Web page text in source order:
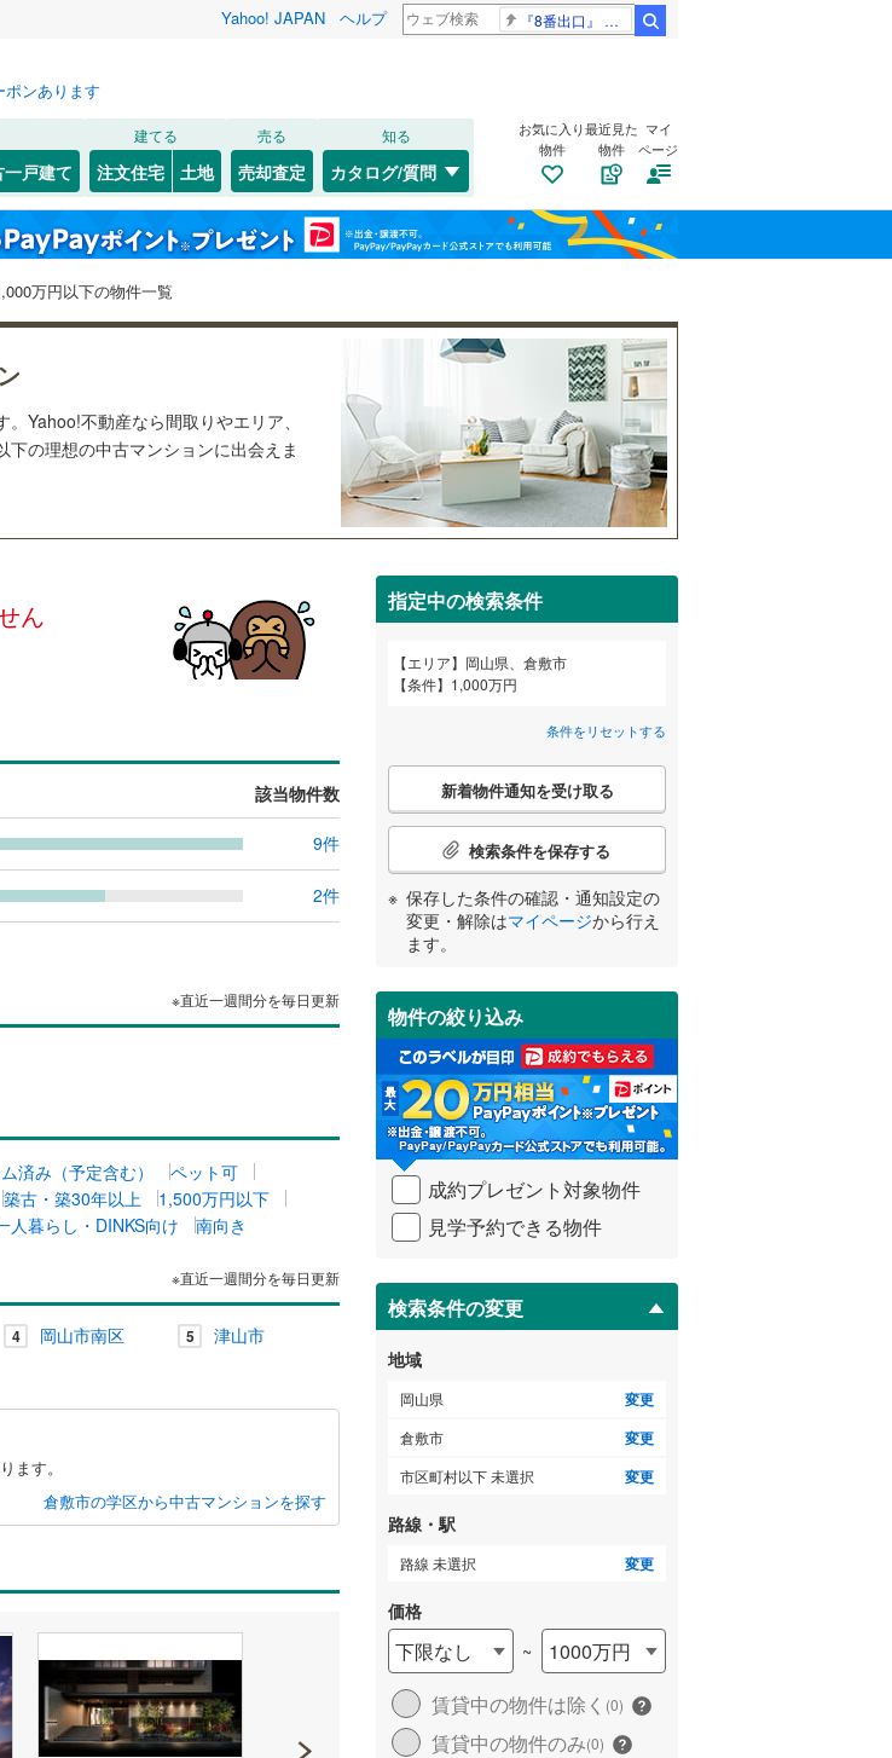
Yahoo! JAPAN ヘルプ 『8番出口』 金ロー
ポンあります
戸建て
建てる
注文住宅 土地
売る
売却査定
知る
カタログ/質問
お気に入り
物件
最近見た
物件
マイ
ページ
万円以下の物件一覧
Yahoo!不動産なら間取りやエリア、
の理想の中古マンションに出会えま
ん
該当物件数
9件
2件
※直近一週間分を毎日更新
済み（予定含む）
ペット可
築古・築30年以上
1,500万円以下
人暮らし・DINKS向け 南向き
※直近一週間分を毎日更新
4 岡山市南区 5 津山市
ます。
倉敷市の学区から中古マンションを探す
指定中の検索条件
エリア
岡山県、倉敷市
条件
1,000万円
条件をリセットする
こ
検
条
件
受
け
取
る
・
条
件
を
イ
ペ
ジ
に
保
存
す
る
新着物件通知を受け取る
検索条件を保存する
保存した条件の確認・通知設定の
変更・解除はマイページから行え
ます。
物件の絞り込み
成約プレゼント対象物件
見学予約できる物件
検索条件の変更
地域
岡山県 変更
倉敷市 変更
市区町村以下 未選択 変更
路線・駅
路線 未選択 変更
価格
下限なし ~
1000万円
賃貸中の物件は除く (0)
賃貸中の物件のみ(0)
秋田 山形 福島
千葉
三重
和歌山
広島 山口
大分 鹿児島
市区町村を選択する 条件をリセットする
中区(1) 東区(0)
津山市(0) 玉野市(0)
(0)
新見市(0) 備前市
)
赤磐市(0) 真庭市(0)
和気郡和気町(0)
(0 勝田郡勝央町(0)
英田郡西粟倉村(0)
市区町村以下を選択する 条件をリセットする
条件をリセットする
姫新線(0) 赤穂線(0)
吉備線(0) 宇野線(0)
芸備線(0) 因美線(0)
土讃線(0)
水島臨海鉄道(0)
駅を選択する 条件をリセットする
条件をリセットする
築古・築30年以上（0）
自転車置き場（
オートロック（0） 防犯カメラ（0）
2階以上 （0）
メゾネット（0） 最上階（0）
免震構造（0） 制震構造（0）
タワー（20階建て以上）（0）
低層マンション（4階建て以
下）（0
小学校まで1km以内（0）
キッズルーム（0 ） ゲストルーム（0）
（0）
ＴＶモニタ付インターホン
（0）
対面キッチン（0）
条件をリセットする
条件を保存しました
通知は、 マイページから設定できます。
保存した条件を見る
敷市、1,000万円
ページ
お気に入りリストを見る
閉じる
お気に入りリストを見る
閉じる